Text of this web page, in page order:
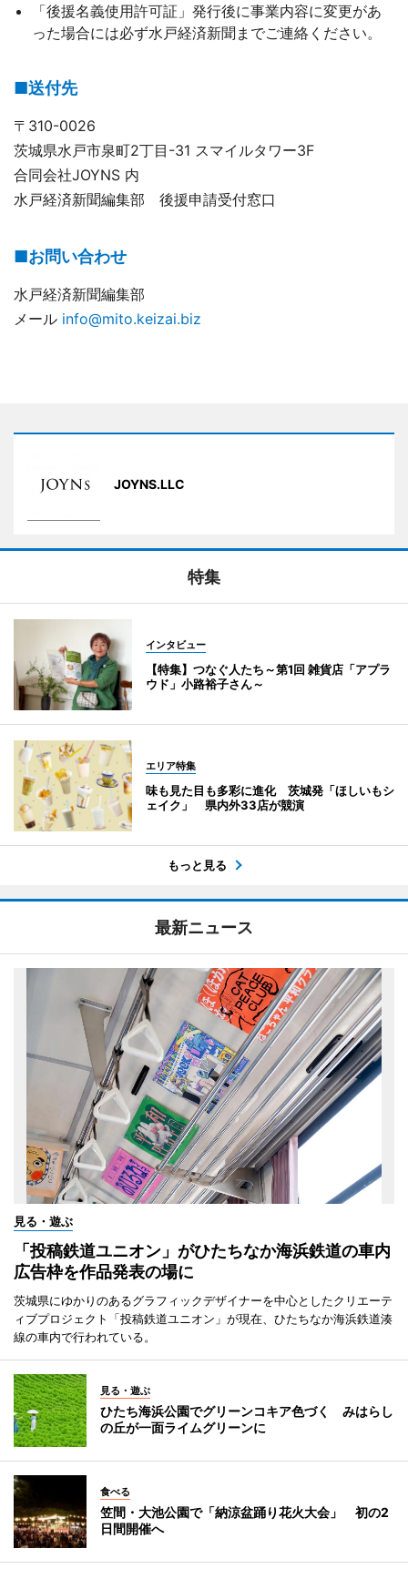
「後援名義使用許可証」発行後に事業内容に変更があ
った場合には必ず水戸経済新聞までご連絡ください。
■送付先
〒310-0026
茨城県水戸市泉町2丁目-31 スマイルタワー3F
合同会社JOYNS 内
水戸経済新聞編集部 後援申請受付窓口
■お問い合わせ
水戸経済新聞編集部
メール info@mito.keizai.biz
JOYNS.LLC
特集
インタビュー
【特集】つなぐ人たち～第1回 雑貨店「アプラ
ウド」小路裕子さん～
エリア特集
味も見た目も多彩に進化 茨城発「ほしいもシ
ェイク」 県内外33店が競演
もっと見る
最新ニュース
見る・遊ぶ
「投稿鉄道ユニオン」がひたちなか海浜鉄道の車内
広告枠を作品発表の場に
茨城県にゆかりのあるグラフィックデザイナーを中心としたクリエーテ
ィブプロジェクト「投稿鉄道ユニオン」が現在、ひたちなか海浜鉄道湊
線の車内で行われている。
見る・遊ぶ
ひたち海浜公園でグリーンコキア色づく みはらし
の丘が一面ライムグリーンに
食べる
笠間・大池公園で「納涼盆踊り花火大会」 初の2
日間開催へ